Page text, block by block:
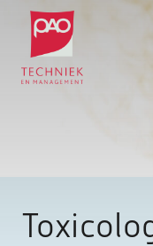
Postacademische